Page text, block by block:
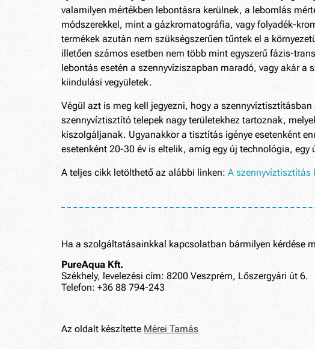
valamilyen mértékben lebontásra kerülnek, a lebomlás
módszerekkel, mint a gázkromatográfia, vagy folyadék-
termékek azután nem szükségszerűen tűntek el a
illetően számos esetben nem több mint egyszerű fázis-
lebontás esetén a szennyvíziszapban maradó, vagy akár a
kiindulási vegyületek.
Végül azt is meg kell jegyezni, hogy a
szennyvíztisztító telepek nagy területekhez tartoznak,
kiszolgáljanak. Ugyanakkor a tisztítás igénye esetenként
esetenként 20-30 év is eltelik, amíg egy új technológia, egy
A teljes cikk letölthető az alábbi linken: A
Ha a szolgáltatásainkkal kapcsolatban bármilyen kérdése
PureAqua Kft.
Székhely, levelezési cím: 8200 Veszprém, Lőszergyári út 6.
Telefon: +36 88 794-243
Az oldalt készítette Mérei Tamás